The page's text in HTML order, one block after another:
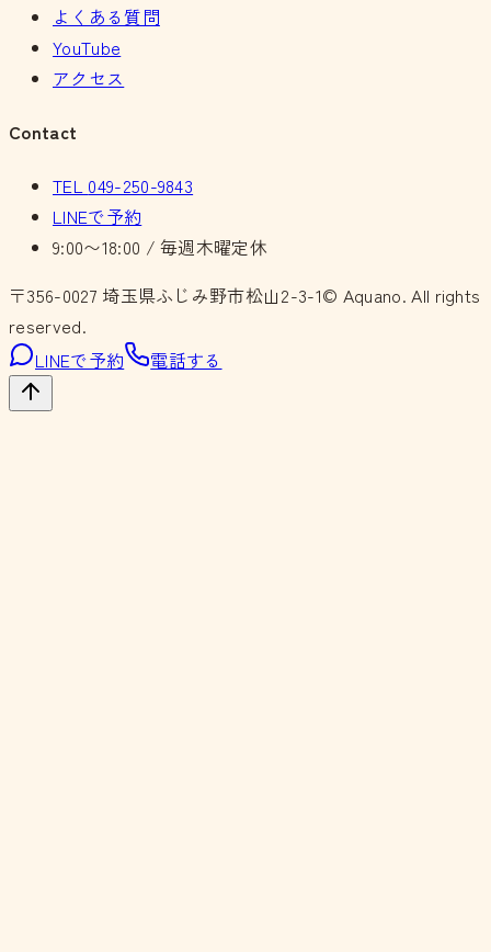
よくある質問
YouTube
アクセス
Contact
TEL 049-250-9843
LINEで予約
9:00〜18:00 / 毎週木曜定休
〒356-0027 埼玉県ふじみ野市松山2-3-1© Aquano. All rights
reserved.
LINEで予約
電話する